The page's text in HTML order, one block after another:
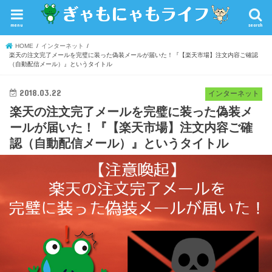
search
menu
HOME
インターネット
楽天の注文完了メールを完璧に装った偽装メールが届いた！『【楽天市場】注文内容ご確認
（自動配信メール）』というタイトル
インターネット
2018.03.22
楽天の注文完了メールを完璧に装った偽装メ
ールが届いた！『【楽天市場】注文内容ご確
認（自動配信メール）』というタイトル